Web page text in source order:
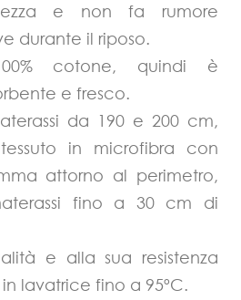
e non fa rumore
durante il riposo.
cotone, quindi è
e fresco.
da 190 e 200 cm,
in microfibra con
attorno al perimetro,
fino a 30 cm di
e alla sua resistenza
lavatrice fino a 95ºC.